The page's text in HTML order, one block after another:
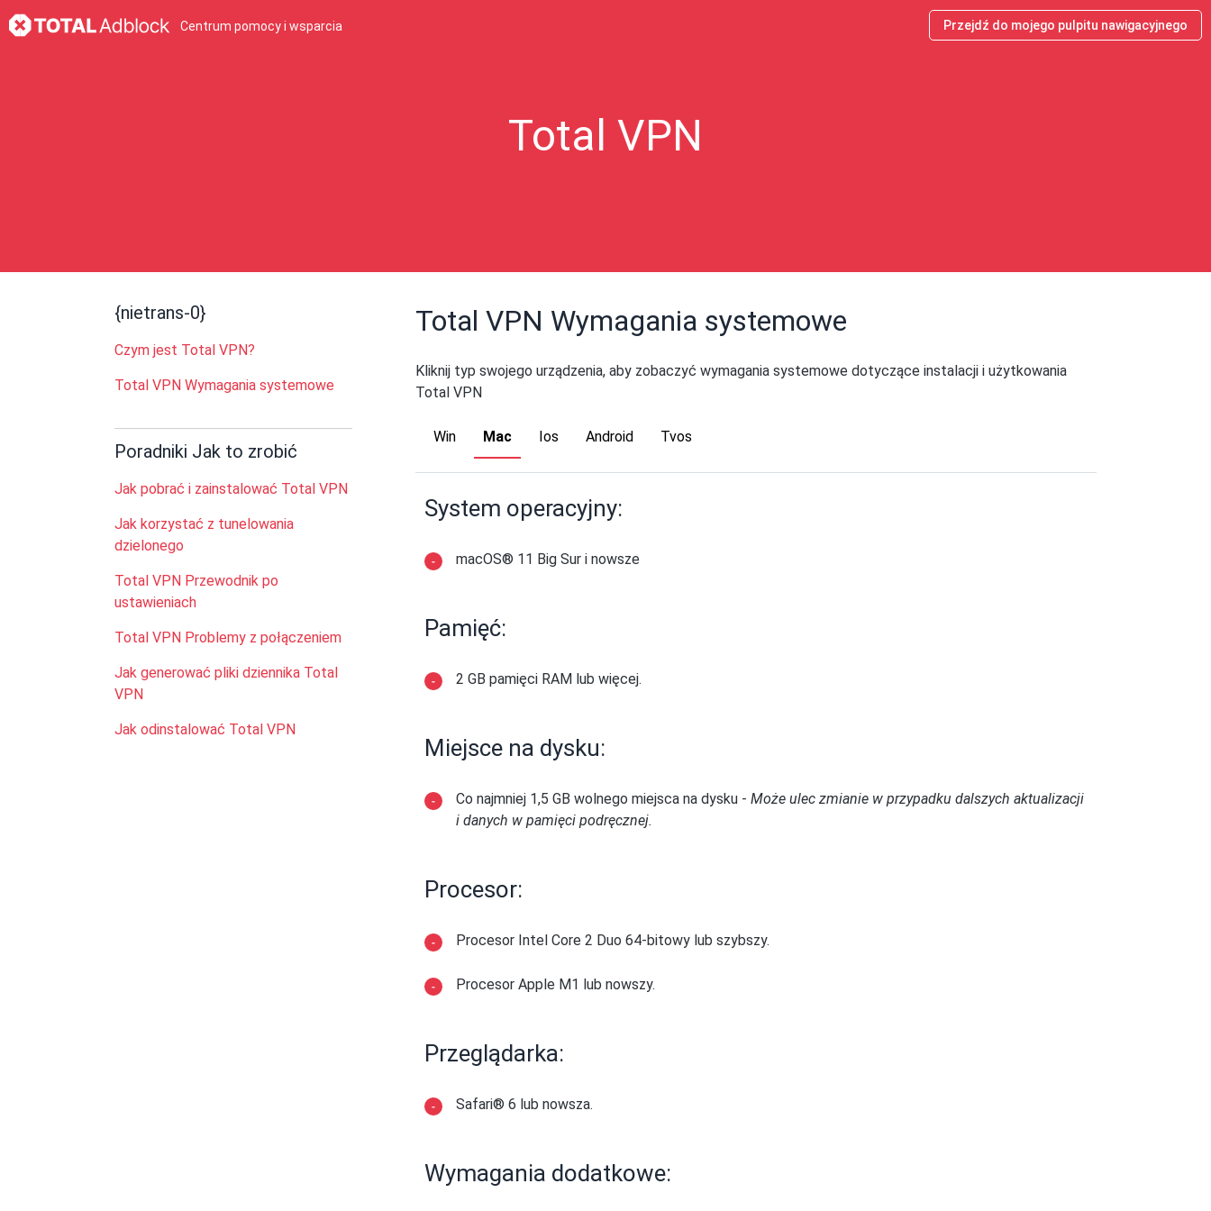
Centrum pomocy i wsparcia Przejdź do mojego pulpitu nawigacyjnego
Total VPN
{nietrans-0}
Czym jest Total VPN?
Total VPN Wymagania systemowe
Poradniki Jak to zrobić
Jak pobrać i zainstalować Total VPN
Jak korzystać z tunelowania
dzielonego
Total VPN Przewodnik po
ustawieniach
Total VPN Problemy z połączeniem
Jak generować pliki dziennika Total
VPN
Jak odinstalować Total VPN
Total VPN Wymagania systemowe
Kliknij typ swojego urządzenia, aby zobaczyć wymagania systemowe dotyczące instalacji i użytkowania
Total VPN
Win Mac Ios Android Tvos
System operacyjny:
macOS® 11 Big Sur i nowsze
Pamięć:
2 GB pamięci RAM lub więcej.
Miejsce na dysku:
Co najmniej 1,5 GB wolnego miejsca na dysku -Może ulec zmianie w przypadku dalszych aktualizacji
i danych w pamięci podręcznej.
Procesor:
Procesor Intel Core 2 Duo 64-bitowy lub szybszy.
Procesor Apple M1 lub nowszy.
Przeglądarka:
Safari® 6 lub nowsza.
Wymagania dodatkowe: